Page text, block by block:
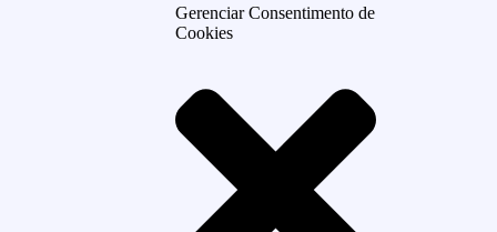
Gerenciar Consentimento de
Cookies